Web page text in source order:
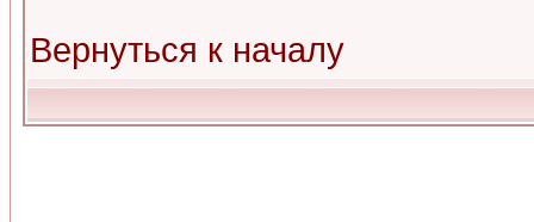
Вернуться к началу